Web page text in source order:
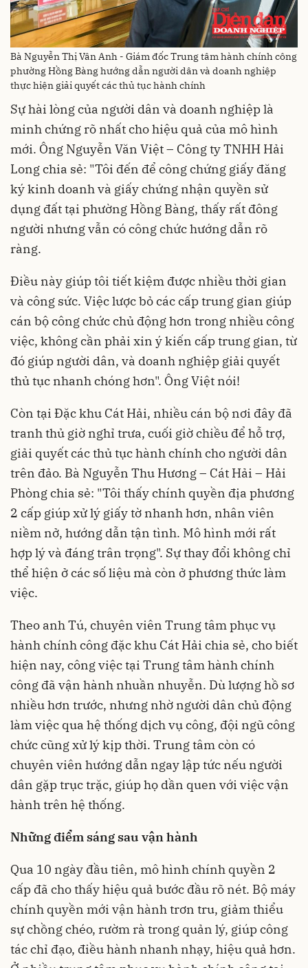
Bà Nguyễn Thị Vân Anh - Giám đốc Trung tâm hành chính công
phường Hồng Bàng hướng dẫn người dân và doanh nghiệp
thực hiện giải quyết các thủ tục hành chính
Sự hài lòng của người dân và doanh nghiệp là
minh chứng rõ nhất cho hiệu quả của mô hình
mới. Ông Nguyễn Văn Việt – Công ty TNHH Hải
Long chia sẻ: "Tôi đến để công chứng giấy đăng
ký kinh doanh và giấy chứng nhận quyền sử
dụng đất tại phường Hồng Bàng, thấy rất đông
người nhưng vẫn có công chức hướng dẫn rõ
ràng.
Điều này giúp tôi tiết kiệm được nhiều thời gian
và công sức. Việc lược bỏ các cấp trung gian giúp
cán bộ công chức chủ động hơn trong nhiều công
việc, không cần phải xin ý kiến cấp trung gian, từ
đó giúp người dân, và doanh nghiệp giải quyết
thủ tục nhanh chóng hơn". Ông Việt nói!
Còn tại Đặc khu Cát Hải, nhiều cán bộ nơi đây đã
tranh thủ giờ nghỉ trưa, cuối giờ chiều để hỗ trợ,
giải quyết các thủ tục hành chính cho người dân
trên đảo. Bà Nguyễn Thu Hương – Cát Hải – Hải
Phòng chia sẻ: "Tôi thấy chính quyền địa phương
2 cấp giúp xử lý giấy tờ nhanh hơn, nhân viên
niềm nở, hướng dẫn tận tình. Mô hình mới rất
hợp lý và đáng trân trọng". Sự thay đổi không chỉ
thể hiện ở các số liệu mà còn ở phương thức làm
việc.
Theo anh Tú, chuyên viên Trung tâm phục vụ
hành chính công đặc khu Cát Hải chia sẻ, cho biết
hiện nay, công việc tại Trung tâm hành chính
công đã vận hành nhuần nhuyễn. Dù lượng hồ sơ
nhiều hơn trước, nhưng nhờ người dân chủ động
làm việc qua hệ thống dịch vụ công, đội ngũ công
chức cũng xử lý kịp thời. Trung tâm còn có
chuyên viên hướng dẫn ngay lập tức nếu người
dân gặp trục trặc, giúp họ dần quen với việc vận
hành trên hệ thống.
Những điểm sáng sau vận hành
Qua 10 ngày đầu tiên, mô hình chính quyền 2
cấp đã cho thấy hiệu quả bước đầu rõ nét. Bộ máy
chính quyền mới vận hành trơn tru, giảm thiểu
sự chồng chéo, rườm rà trong quản lý, giúp công
tác chỉ đạo, điều hành nhanh nhạy, hiệu quả hơn.